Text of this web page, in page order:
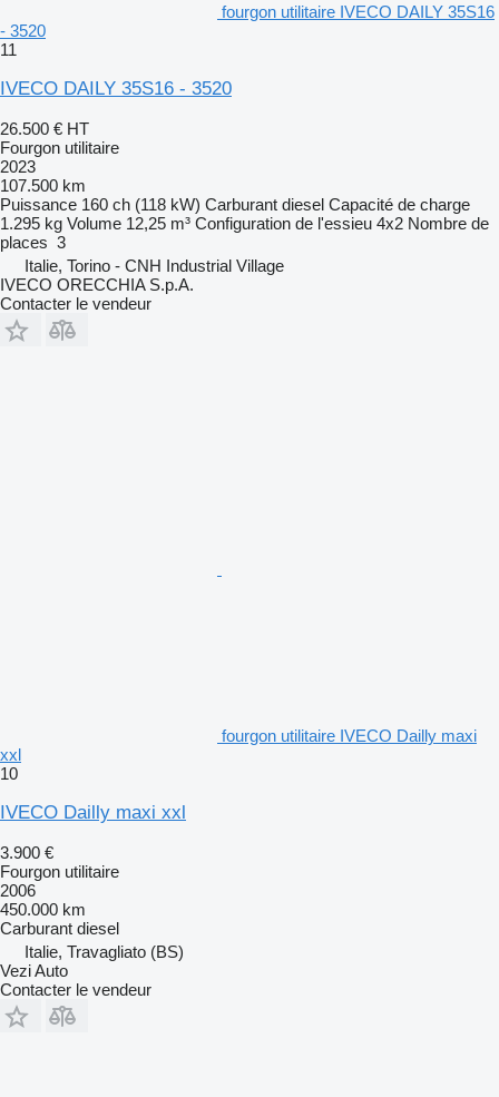
fourgon utilitaire IVECO DAILY 35S16
- 3520
11
IVECO DAILY 35S16 - 3520
26.500 € HT
Fourgon utilitaire
2023
107.500 km
Puissance 160 ch (118 kW) Carburant diesel Capacité de charge
1.295 kg Volume 12,25 m³ Configuration de l'essieu 4x2 Nombre de
places 3
Italie, Torino - CNH Industrial Village
IVECO ORECCHIA S.p.A.
Contacter le vendeur
fourgon utilitaire IVECO Dailly maxi
xxl
10
IVECO Dailly maxi xxl
3.900 €
Fourgon utilitaire
2006
450.000 km
Carburant diesel
Italie, Travagliato (BS)
Vezi Auto
Contacter le vendeur